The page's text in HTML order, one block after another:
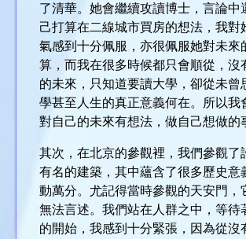
了清華。她會繼續攻讀博士，言論中
己打算在二線城市買房的想法，我對
氣感到十分佩服，亦很佩服她對未來
算，而我在很多時候都只會順從，沒
的未來，只知道要讀大學，卻從未曾
學甚至人生的真正意義何在。所以我
對自己的未來有想法，做自己想做的
其次，在北京的參觀裡，我們參觀了
有名的建築，其中蘊含了很多歷史意
動萬分。尤記得當時參觀的天安門，
無法言述。我們站在人群之中，等待
的開始，我感到十分緊張，因為從沒